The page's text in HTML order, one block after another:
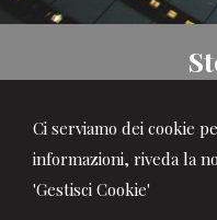
Ci serviamo dei cookie
informazioni, riveda la
'Gestisci Cookie'
Via
Tel.